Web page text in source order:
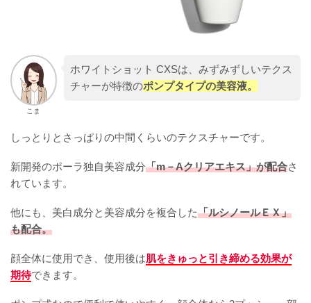
こま
ホワイトショット CXSは、みずみずしいテクス
チャーが特徴のポンプタイプの美容液。
しっとりとさっぱりの中間くらいのテクスチャーです。
新開発のポーラ独自美容成分「m－Aクリアエキス」が配合さ
れています。
他にも、美白成分と美容成分を複合した「ルシノールＥＸ」
も配合。
顔全体に使用でき、使用後は肌をきゅっと引き締める効果が
期待できます。